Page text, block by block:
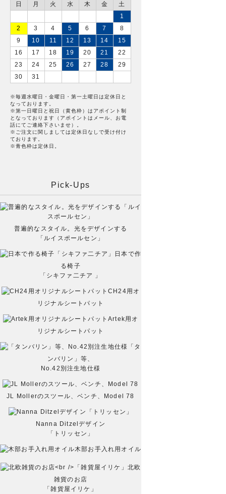
日 月 火 水 木 金
土
1
2
3 4 5 6 7
8
9
10 11 12 13 14
15
16
17 18 19 20 21
22
23
24 25 26 27 28
29
30
31
※毎週水曜日・金曜日・第一土曜日は定休日と
なっております。
※第一日曜日と祝日（黄色枠）はアポイント制
となっております（アポイントはメール、お電
話にてご連絡下さいませ）。
※ご注文に関しましては定休日なしで受け付け
ております。
※青色枠は定休日。
Pick-Ups
普遍的なスタイル。光をデザインする
「ルイスポールセン」
日本で作
る椅子
「シキファ二チア 」
CH24用オ
リジナルシートパット
Artek用オ
リジナルシートパット
「タ
ンバリン」等、
No.42別注生地仕様
JL Mollerのスツール、ベンチ、Model 78
Nanna Ditzelデザイン
「トリッセン」
木部お手入れ用オイル
北欧
雑貨のお店
「雑貨屋イリケ」